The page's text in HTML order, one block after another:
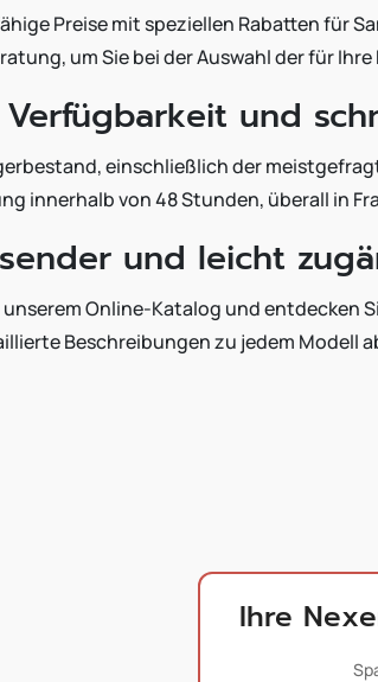
Preise mit speziellen Rabatten für
um Sie bei der Auswahl der für
und
einschließlich der
innerhalb von 48 Stunden, überall in
und leicht
Online-Katalog und entdecken
Beschreibungen zu jedem Modell
Ihre